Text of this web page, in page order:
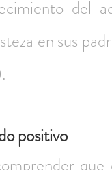
del
en sus
positivo